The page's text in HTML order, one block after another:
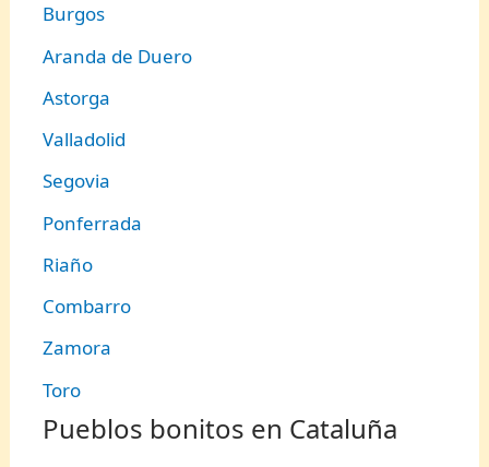
Burgos
Aranda de Duero
Astorga
Valladolid
Segovia
Ponferrada
Riaño
Combarro
Zamora
Toro
Pueblos bonitos en Cataluña